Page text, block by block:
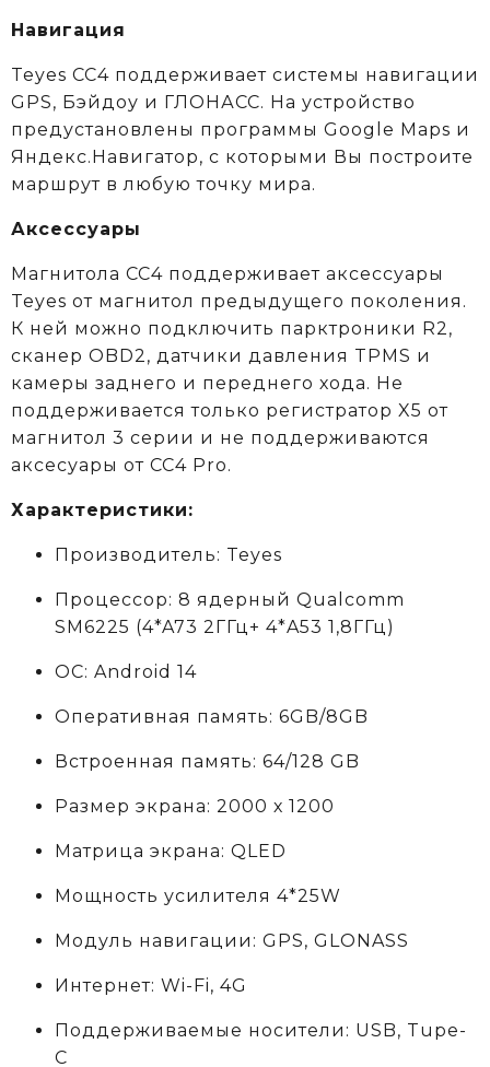
Навигация
Teyes CC4 поддерживает системы навигации
GPS, Бэйдоу и ГЛОНАСС. На устройство
предустановлены программы Google Maps и
Яндекс.Навигатор, с которыми Вы построите
маршрут в любую точку мира.
Аксессуары
Магнитола CC4 поддерживает аксессуары
Teyes от магнитол предыдущего поколения.
К ней можно подключить парктроники R2,
сканер OBD2, датчики давления TPMS и
камеры заднего и переднего хода. Не
поддерживается только регистратор X5 от
магнитол 3 серии и не поддерживаются
аксеcуары от CC4 Pro.
Характеристики:
Производитель: Teyes
Процессор: 8 ядерный Qualcomm
SM6225 (4*A73 2ГГц+ 4*A53 1,8ГГц)
ОС: Android 14
Оперативная память: 6GB/8GB
Встроенная память: 64/128 GB
Размер экрана: 2000 х 1200
Матрица экрана: QLED
Мощность усилителя 4*25W
Модуль навигации: GPS, GLONASS
Интернет: Wi-Fi, 4G
Поддерживаемые носители: USB, Tupe-
C